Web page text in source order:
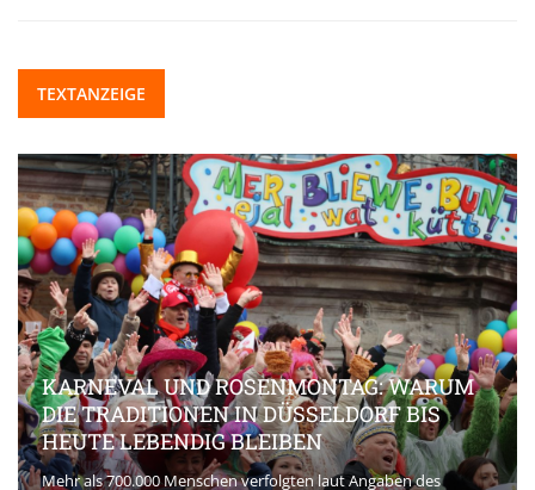
TEXTANZEIGE
KARNEVAL UND ROSENMONTAG: WARUM
DIE TRADITIONEN IN DÜSSELDORF BIS
HEUTE LEBENDIG BLEIBEN
Mehr als 700.000 Menschen verfolgten laut Angaben des